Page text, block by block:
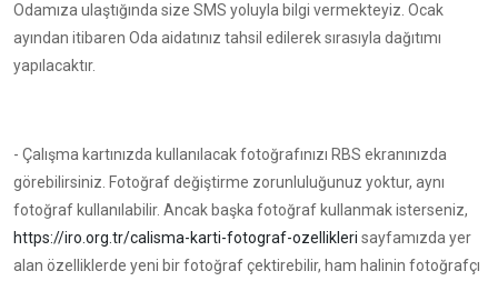
Odamıza ulaştığında size SMS yoluyla bilgi vermekteyiz. Ocak
ayından itibaren Oda aidatınız tahsil edilerek sırasıyla dağıtımı
yapılacaktır.
- Çalışma kartınızda kullanılacak fotoğrafınızı RBS ekranınızda
görebilirsiniz. Fotoğraf değiştirme zorunluluğunuz yoktur, aynı
fotoğraf kullanılabilir. Ancak başka fotoğraf kullanmak isterseniz,
https://iro.org.tr/calisma-karti-fotograf-ozellikleri sayfamızda yer
alan özelliklerde yeni bir fotoğraf çektirebilir, ham halinin fotoğrafçı